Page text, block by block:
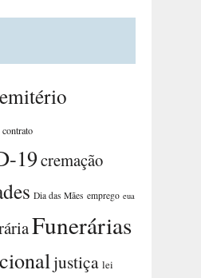
contrato
19cremação
Dia das Mães emprego eua
Funerárias
justiça lei